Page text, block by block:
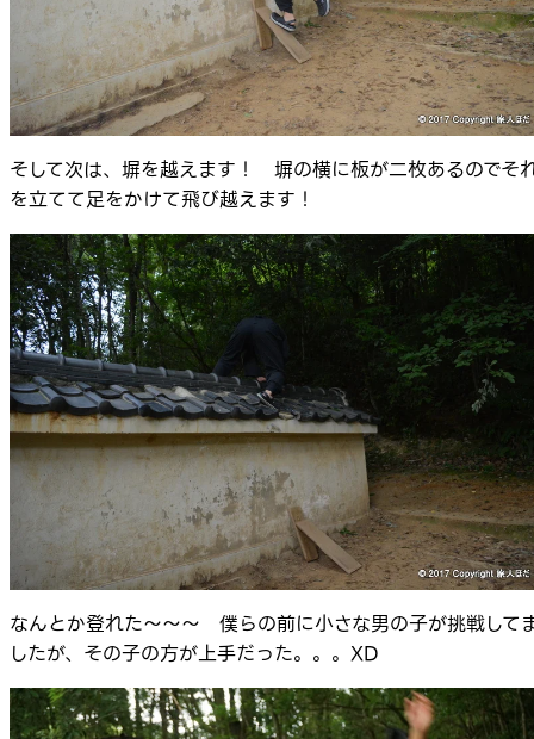
そして次は、塀を越えます！ 塀の横に板が二枚あるのでそ
を立てて足をかけて飛び越えます！
なんとか登れた～～～ 僕らの前に小さな男の子が挑戦して
したが、その子の方が上手だった。。。XD